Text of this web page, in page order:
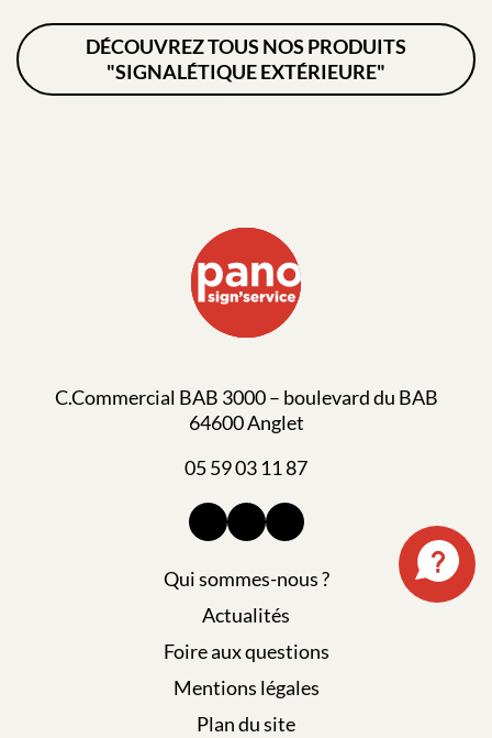
DÉCOUVREZ TOUS NOS PRODUITS
"SIGNALÉTIQUE EXTÉRIEURE"
C.Commercial BAB 3000 – boulevard du BAB
64600 Anglet
05 59 03 11 87
Qui sommes-nous ?
Actualités
Foire aux questions
Mentions légales
Plan du site